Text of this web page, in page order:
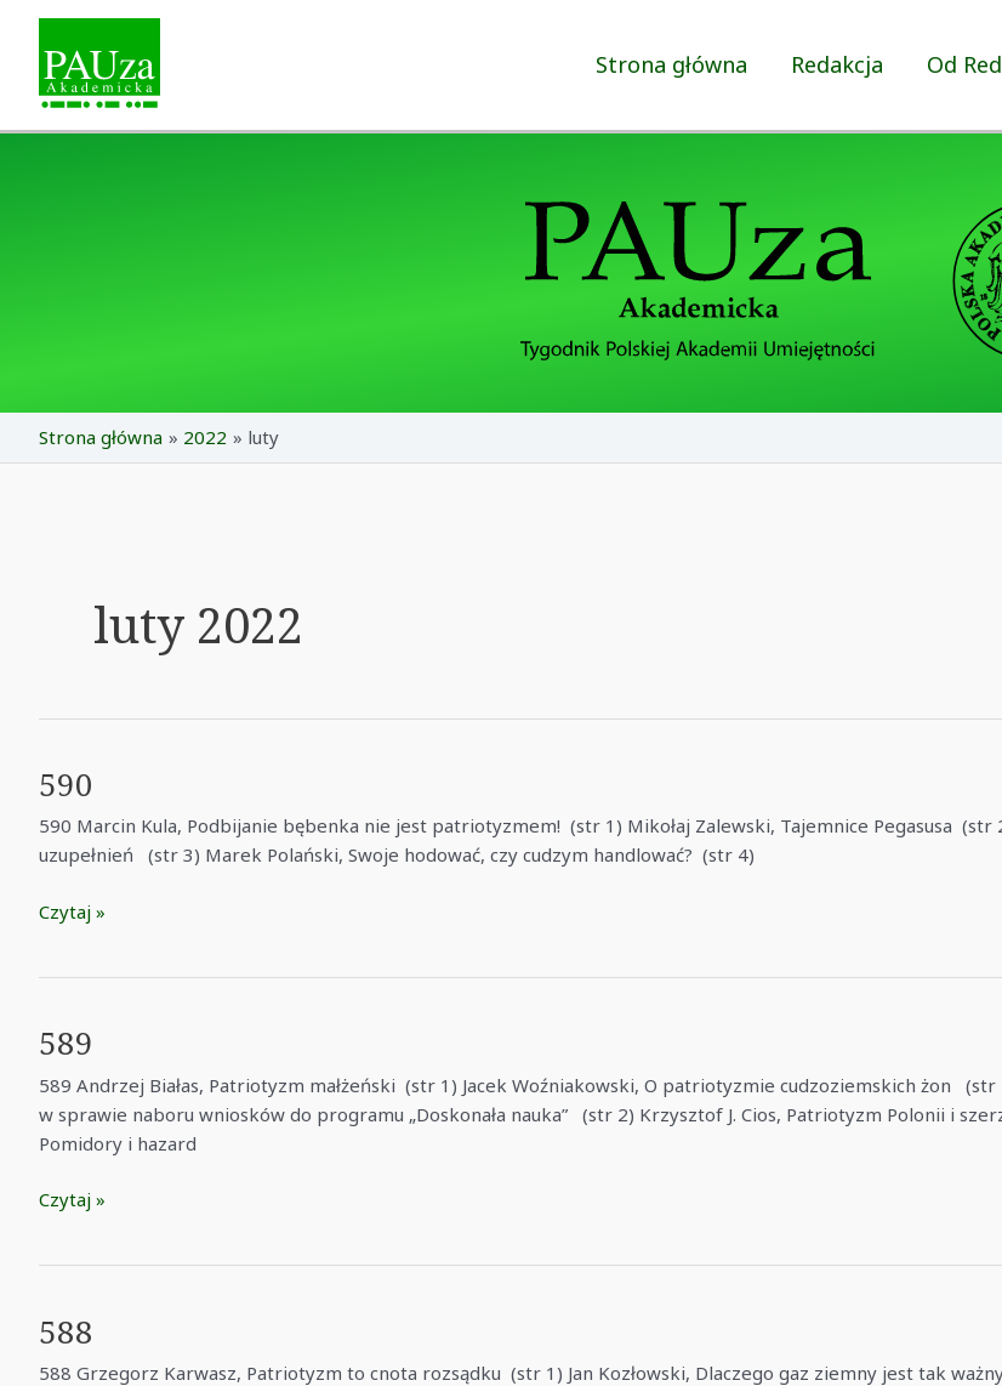
content
Strona główna Redakcja Od
Strona główna 2022 luty
luty 2022
590
590 Marcin Kula, Podbijanie bębenka nie jest patriotyzmem! (str 1) Mikołaj Zalewski, Tajemnice Pegasusa (str
uzupełnień (str 3) Marek Polański, Swoje hodować, czy cudzym handlować? (str 4)
590
Czytaj »
589
589 Andrzej Białas, Patriotyzm małżeński (str 1) Jacek Woźniakowski, O patriotyzmie cudzoziemskich żon
w sprawie naboru wniosków do programu „Doskonała nauka” (str 2) Krzysztof J. Cios, Patriotyzm Polonii i
Pomidory i hazard
589
Czytaj »
588
588 Grzegorz Karwasz, Patriotyzm to cnota rozsądku (str 1) Jan Kozłowski, Dlaczego gaz ziemny jest tak